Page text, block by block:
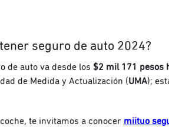
seguro de auto 2024?
de auto va desde los $2 mil 171 pesos
de Medida y Actualización (UMA);
te invitamos a conocer miituo